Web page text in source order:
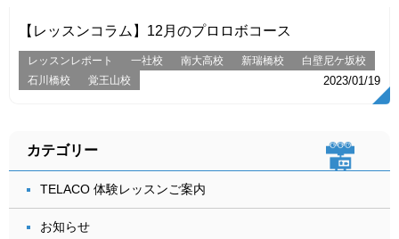
【レッスンコラム】12月のプロロボコース
レッスンレポート 一社校 南大高校 新瑞橋校
白壁尼ケ坂校
石川橋校
覚王山校 2023/01/19
カテゴリー
TELACO 体験レッスンご案内
お知らせ